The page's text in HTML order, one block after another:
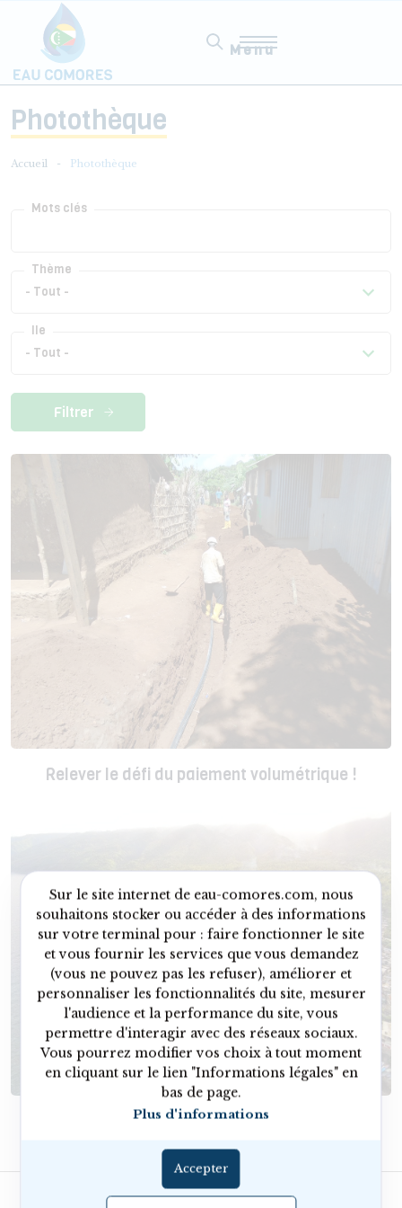
Aller au contenu principal
Menu
Photothèque
Accueil Photothèque
Mots clés
Thème
Ile
Relever le défi du paiement volumétrique !
Domoni Anjouan
A propos Documents Partenaires
Sur le site internet de eau-comores.com, nous
souhaitons stocker ou accéder à des informations
sur votre terminal pour : faire fonctionner le site
et vous fournir les services que vous demandez
(vous ne pouvez pas les refuser), améliorer et
personnaliser les fonctionnalités du site, mesurer
l'audience et la performance du site, vous
permettre d'interagir avec des réseaux sociaux.
Vous pourrez modifier vos choix à tout moment
en cliquant sur le lien "Informations légales" en
bas de page.
Plus d'informations
Accepter